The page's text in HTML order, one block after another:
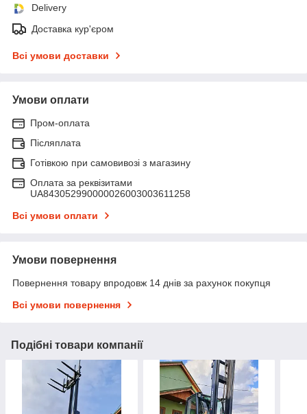
Delivery
Доставка кур'єром
Всі умови доставки
Умови оплати
Пром-оплата
Післяплата
Готівкою при самовивозі з магазину
Оплата за реквізитами
UA843052990000026003003611258
Всі умови оплати
Умови повернення
Повернення товару впродовж 14 днів за рахунок покупця
Всі умови повернення
Подібні товари компанії